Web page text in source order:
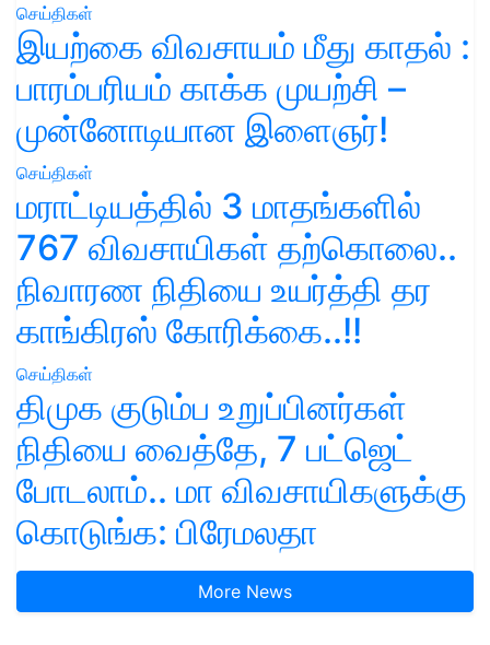
செய்திகள்
இயற்கை விவசாயம் மீது காதல் :
பாரம்பரியம் காக்க முயற்சி –
முன்னோடியான இளைஞர்!
செய்திகள்
மராட்டியத்தில் 3 மாதங்களில்
767 விவசாயிகள் தற்கொலை..
நிவாரண நிதியை உயர்த்தி தர
காங்கிரஸ் கோரிக்கை..!!
செய்திகள்
திமுக குடும்ப உறுப்பினர்கள்
நிதியை வைத்தே, 7 பட்ஜெட்
போடலாம்.. மா விவசாயிகளுக்கு
கொடுங்க: பிரேமலதா
More News